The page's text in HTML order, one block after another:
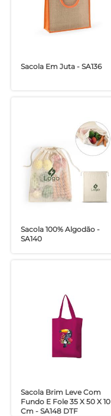
Sacola Em Juta - SA136
Sacola 100% Algodão -
SA140
Sacola Brim Leve Com
Fundo E Fole 35 X 50 X 10
Cm - SA148 DTF